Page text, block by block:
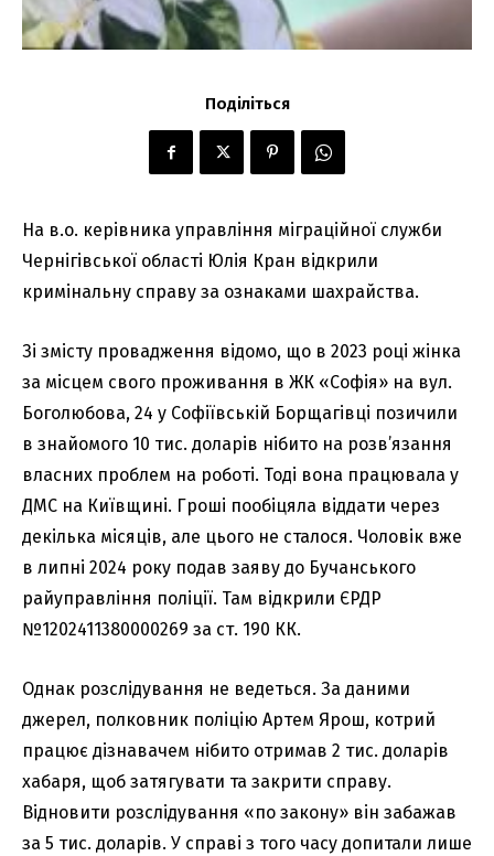
Поділіться
На в.о. керівника управління міграційної служби
Чернігівської області Юлія Кран відкрили
кримінальну справу за ознаками шахрайства.
Зі змісту провадження відомо, що в 2023 році жінка
за місцем свого проживання в ЖК «Софія» на вул.
Боголюбова, 24 у Софіївській Борщагівці позичили
в знайомого 10 тис. доларів нібито на розв’язання
власних проблем на роботі. Тоді вона працювала у
ДМС на Київщині. Гроші пообіцяла віддати через
декілька місяців, але цього не сталося. Чоловік вже
в липні 2024 року подав заяву до Бучанського
райуправління поліції. Там відкрили ЄРДР
№1202411380000269 за ст. 190 КК.
Однак розслідування не ведеться. За даними
джерел, полковник поліцію Артем Ярош, котрий
працює дізнавачем нібито отримав 2 тис. доларів
хабаря, щоб затягувати та закрити справу.
Відновити розслідування «по закону» він забажав
за 5 тис. доларів. У справі з того часу допитали лише